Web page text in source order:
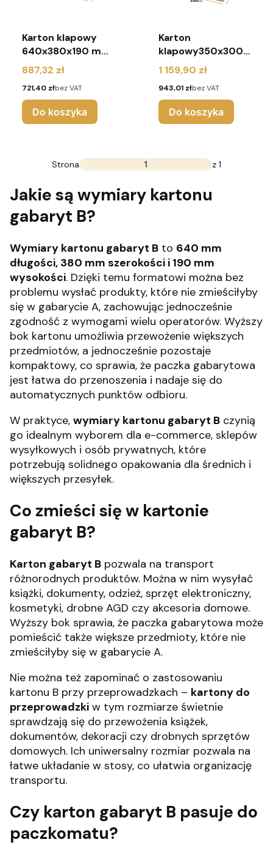
Karton klapowy
640x380x190 mm
(paleta 330 sztuk)
Cena
887,32 zł
Cena
721,40 złbez VAT
Do koszyka
Karton
klapowy350x300x
100 mm (paleta
990 sztuk)
Cena
1 159,90 zł
Cena
943,01 złbez VAT
Do koszyka
Strona z 1
Jakie są wymiary kartonu
gabaryt B?
Wymiary kartonu gabaryt B to 640 mm
długości, 380 mm szerokości i 190 mm
wysokości. Dzięki temu formatowi można bez
problemu wysłać produkty, które nie zmieściłyby
się w gabarycie A, zachowując jednocześnie
zgodność z wymogami wielu operatorów. Wyższy
bok kartonu umożliwia przewożenie większych
przedmiotów, a jednocześnie pozostaje
kompaktowy, co sprawia, że paczka gabarytowa
jest łatwa do przenoszenia i nadaje się do
automatycznych punktów odbioru.
W praktyce, wymiary kartonu gabaryt B czynią
go idealnym wyborem dla e-commerce, sklepów
wysyłkowych i osób prywatnych, które
potrzebują solidnego opakowania dla średnich i
większych przesyłek.
Co zmieści się w kartonie
gabaryt B?
Karton gabaryt B pozwala na transport
różnorodnych produktów. Można w nim wysyłać
książki, dokumenty, odzież, sprzęt elektroniczny,
kosmetyki, drobne AGD czy akcesoria domowe.
Wyższy bok sprawia, że paczka gabarytowa może
pomieścić także większe przedmioty, które nie
zmieściłyby się w gabarycie A.
Nie można też zapominać o zastosowaniu
kartonu B przy przeprowadzkach – kartony do
przeprowadzki w tym rozmiarze świetnie
sprawdzają się do przewożenia książek,
dokumentów, dekoracji czy drobnych sprzętów
domowych. Ich uniwersalny rozmiar pozwala na
łatwe układanie w stosy, co ułatwia organizację
transportu.
Czy karton gabaryt B pasuje do
paczkomatu?